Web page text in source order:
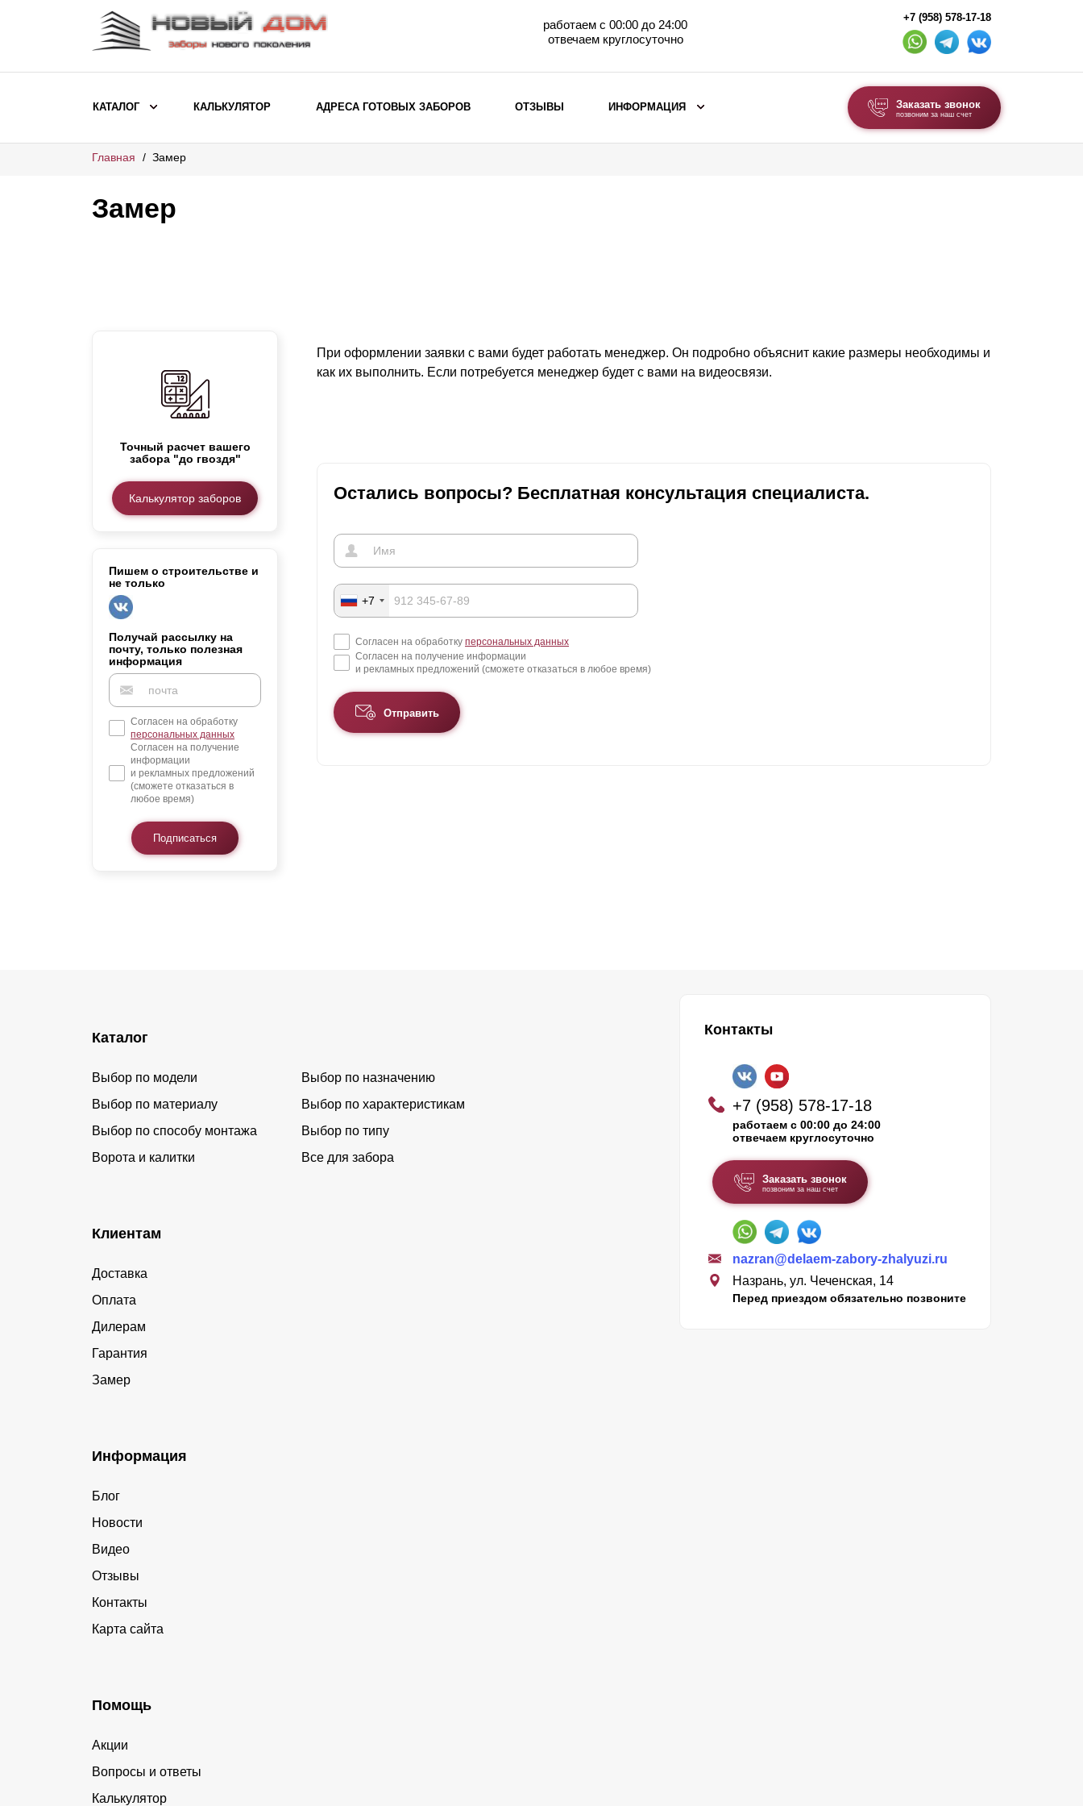
работаем с 00:00 до 24:00
отвечаем круглосуточно
+7 (958) 578-17-18
КАТАЛОГ
ВЫБОР ПО МОДЕЛИ
Заборы Хай-тек
Заборы для дачи
Элитные заборы для коттеджей
Заборы и ограждения для школ
Заборы и ограждения для дома
ВЫБОР ПО ХАРАКТЕРИСТИКАМ
ВЫБОР ПО СПОСОБУ МОНТАЖА
Комплекты заборов-лего "сделай сам"
Ворота складные гармошка
Каркасы ворот
Панели для забора
КАЛЬКУЛЯТОР АДРЕСА ГОТОВЫХ ЗАБОРОВ ОТЗЫВЫ ИНФОРМАЦИЯ Заказать звонок
позвоним за наш счет
Главная Замер
Замер
Точный расчет вашего
забора "до гвоздя"
Калькулятор заборов
Пишем о строительстве и
не только
Получай рассылку на
почту, только полезная
информация
Согласен на обработку
персональных данных
Согласен на получение
информации
и рекламных предложений
(сможете отказаться в
любое время)
Подписаться
При оформлении заявки с вами будет работать менеджер. Он подробно объяснит какие размеры необходимы и
как их выполнить. Если потребуется менеджер будет с вами на видеосвязи.
Остались вопросы? Бесплатная консультация специалиста.
+7
Согласен на обработку персональных данных
Согласен на получение информации
и рекламных предложений (сможете отказаться в любое время)
Отправить
Каталог
Выбор по модели
Выбор по назначению
Выбор по материалу
Выбор по характеристикам
Выбор по способу монтажа
Выбор по типу
Ворота и калитки
Все для забора
Клиентам
Доставка
Оплата
Дилерам
Гарантия
Замер
Информация
Блог
Новости
Видео
Отзывы
Контакты
Карта сайта
Помощь
Акции
Вопросы и ответы
Калькулятор
Контакты
+7 (958) 578-17-18
работаем с 00:00 до 24:00
отвечаем круглосуточно
Заказать звонок
позвоним за наш счет
nazran@delaem-zabory-zhalyuzi.ru
Назрань, ул. Чеченская, 14
Перед приездом обязательно позвоните